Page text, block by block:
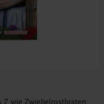
wie Zwiebelrostbraten